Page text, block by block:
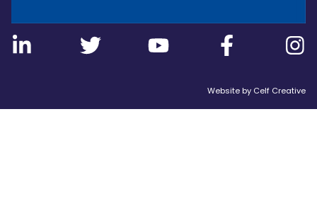
Website by Celf Creative